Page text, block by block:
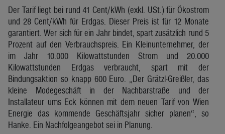
Der Tarif liegt bei rund 41 Cent/kWh (exkl. USt.) für Ökostrom
und 28 Cent/kWh für Erdgas. Dieser Preis ist für 12 Monate
garantiert. Wer sich für ein Jahr bindet, spart zusätzlich rund 5
Prozent auf den Verbrauchspreis. Ein Kleinunternehmer, der
im Jahr 10.000 Kilowattstunden Strom und 20.000
Kilowattstunden Erdgas verbraucht, spart mit der
Bindungsaktion so knapp 600 Euro. „Der Grätzl-Greißler, das
kleine Modegeschäft in der Nachbarstraße und der
Installateur ums Eck können mit dem neuen Tarif von Wien
Energie das kommende Geschäftsjahr sicher planen“, so
Hanke. Ein Nachfolgeangebot sei in Planung.